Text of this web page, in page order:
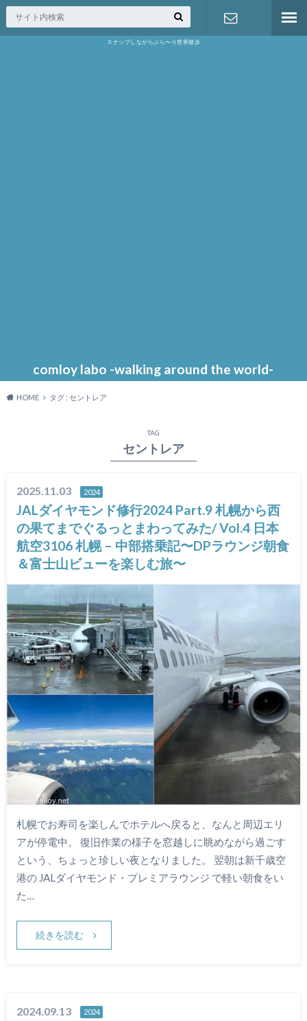
スナップしながらぶら〜り世界散歩
comloy labo -walking around the world-
HOME タグ : セントレア
TAG
セントレア
2025.11.03 2024
JALダイヤモンド修行2024 Part.9 札幌から西
の果てまでぐるっとまわってみた/ Vol.4 日本
航空3106 札幌 – 中部搭乗記〜DPラウンジ朝食
＆富士山ビューを楽しむ旅〜
札幌でお寿司を楽しんでホテルへ戻ると、なんと周辺エリ
アが停電中。 復旧作業の様子を窓越しに眺めながら過ごす
という、ちょっと珍しい夜となりました。 翌朝は新千歳空
港の JALダイヤモンド・プレミアラウンジ で軽い朝食をい
た…
続きを読む
2024.09.13 2024